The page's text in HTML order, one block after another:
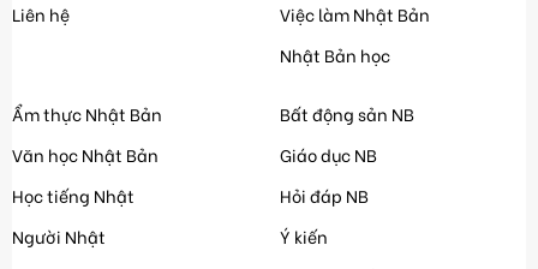
Liên hệ
Việc làm Nhật Bản
Nhật Bản học
Ẩm thực Nhật Bản
Văn học Nhật Bản
Học tiếng Nhật
Người Nhật
Bất động sản NB
Giáo dục NB
Hỏi đáp NB
Ý kiến